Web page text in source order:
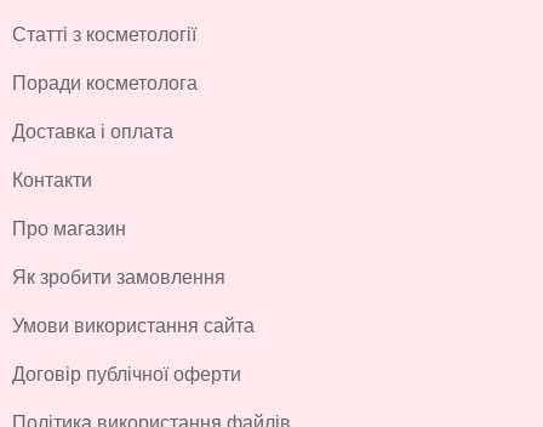
Статті з косметології
Поради косметолога
Доставка і оплата
Контакти
Про магазин
Як зробити замовлення
Умови використання сайта
Договір публічної оферти
Політика використання файлів